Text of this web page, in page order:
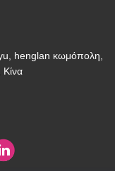
henglan κωμόπολη,